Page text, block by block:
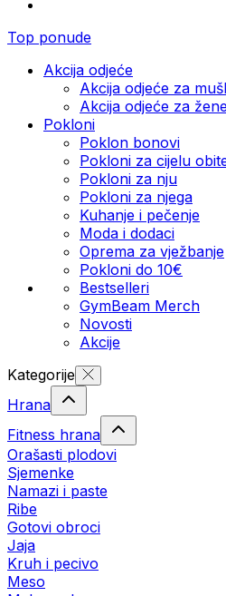
Top ponude
Akcija odjeće
Akcija odjeće za
Akcija odjeće za
Pokloni
Poklon bonovi
Pokloni za cijelu
Pokloni za nju
Pokloni za njega
Kuhanje i pečenje
Moda i dodaci
Oprema za vježbanje
Pokloni do 10€
Bestselleri
GymBeam Merch
Novosti
Akcije
Kategorije
Hrana
Fitness hrana
Orašasti plodovi
Sjemenke
Namazi i paste
Ribe
Gotovi obroci
Jaja
Kruh i pecivo
Meso